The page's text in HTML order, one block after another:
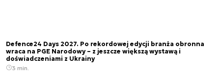
Defence24 Days 2027. Po rekordowej edycji branża obronna
wraca na PGE Narodowy – z jeszcze większą wystawą i
doświadczeniami z Ukrainy
3 min.